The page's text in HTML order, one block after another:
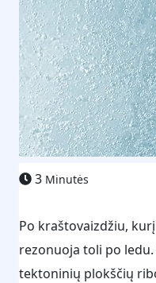
3 Minutės
Po kraštovaizdžiu,
rezonuoja toli po
tektoninių plokščių